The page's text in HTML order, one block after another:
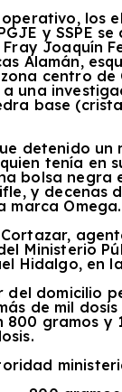
los
y SSPE
Fray Joaquín
Alamán,
centro de
a una
base
detenido un
quien tenía
bolsa negra
y decenas
marca Omega.
Ministerio
Hidalgo, en
del domicilio
de mil
800 gramos y